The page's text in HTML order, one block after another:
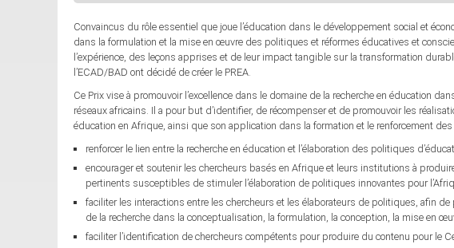
Convaincus du rôle essentiel que joue l’éducation dans le développement social et
dans la formulation et la mise en œuvre des politiques et réformes éducatives et
l’expérience, des leçons apprises et de leur impact tangible sur la transformation
l’ECAD/BAD ont décidé de créer le PREA.
Ce Prix vise à promouvoir l’excellence dans le domaine de la recherche en éducation
réseaux africains. Il a pour but d’identifier, de récompenser et de promouvoir les
éducation en Afrique, ainsi que son application dans la formation et le renforcement
renforcer le lien entre la recherche en éducation et l’élaboration des politiques
encourager et soutenir les chercheurs basés en Afrique et leurs institutions à
pertinents susceptibles de stimuler l’élaboration de politiques innovantes pour
faciliter les interactions entre les chercheurs et les élaborateurs de politiques, afin
de la recherche dans la conceptualisation, la formulation, la conception, la mise en
faciliter l’identification de chercheurs compétents pour produire du contenu pour le